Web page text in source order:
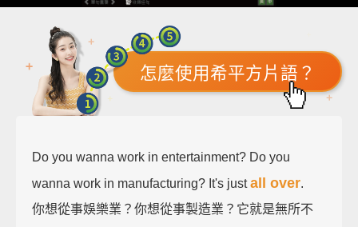
怎麼使用希平方片語？
Do you wanna work in entertainment? Do you
wanna work in manufacturing? It's justall over.
你想從事娛樂業？你想從事製造業？它就是無所不